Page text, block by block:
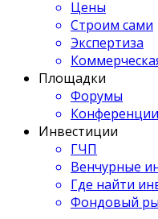
Цены
Строим сами
Экспертиза
Площадки
Форумы
Конференции
Инвестиции
ГЧП
Венчурные
Где найти
Фондовый